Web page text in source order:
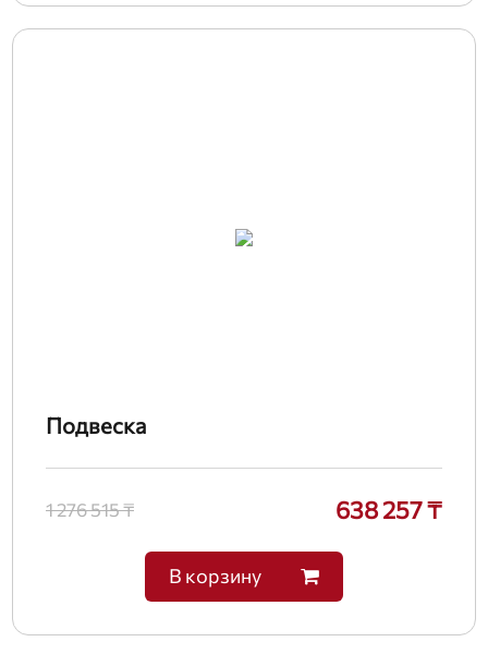
Подвеска
1 276 515 ₸ 638 257 ₸
В корзину